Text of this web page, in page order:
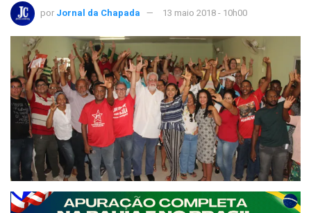
por Jornal da Chapada 13 maio 2018 - 10h00